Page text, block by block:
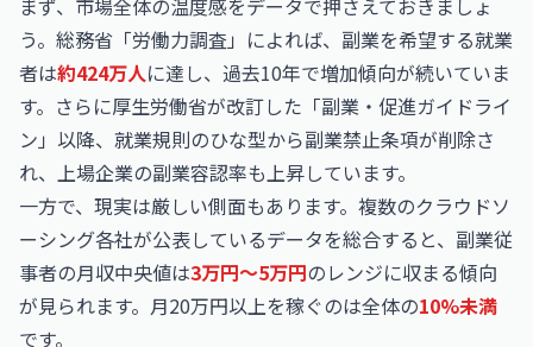
まず、市場全体の温度感をデータで押さえておきましょ
う。総務省「労働力調査」によれば、副業を希望する就業
者は約424万人に達し、過去10年で増加傾向が続いていま
す。さらに厚生労働省が改訂した「副業・促進ガイドライ
ン」以降、就業規則のひな型から副業禁止条項が削除さ
れ、上場企業の副業容認率も上昇しています。
一方で、現実は厳しい側面もあります。複数のクラウドソ
ーシング各社が公表しているデータを総合すると、副業従
事者の月収中央値は3万円〜5万円のレンジに収まる傾向
が見られます。月20万円以上を稼ぐのは全体の10%未満
です。